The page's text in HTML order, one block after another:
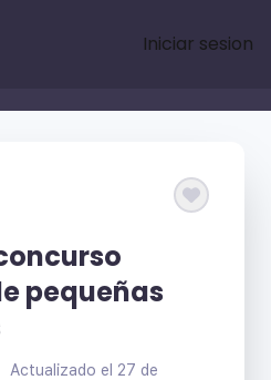
Iniciar sesion
pequeñas
Actualizado el 27 de